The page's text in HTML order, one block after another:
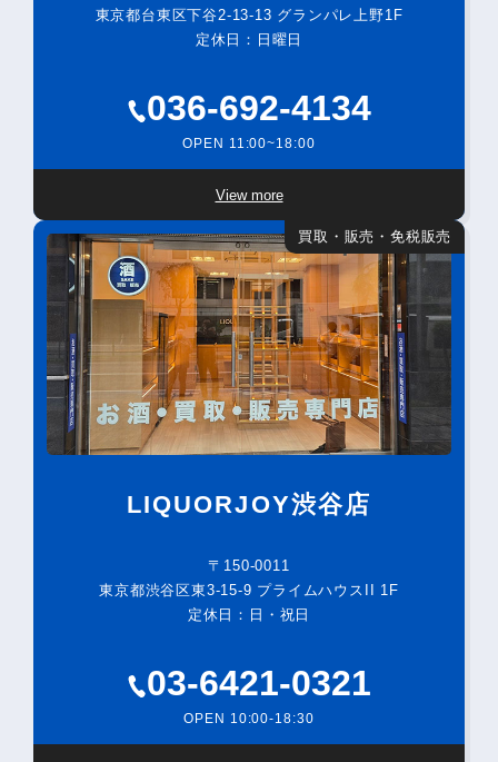
東京都台東区下谷2-13-13 グランパレ上野1F
定休日：日曜日
036-692-4134
OPEN 11:00~18:00
View more
買取・販売・免税販売
LIQUORJOY渋谷店
〒150-0011
東京都渋谷区東3-15-9 プライムハウスII 1F
定休日：日・祝日
03-6421-0321
OPEN 10:00-18:30